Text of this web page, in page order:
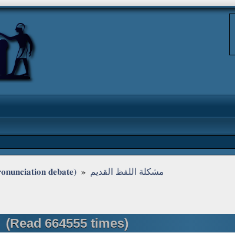
debate) » مشكلة اللفظ القديم
Topic: مشكلة اللفظ القديم (Read 664555 times)